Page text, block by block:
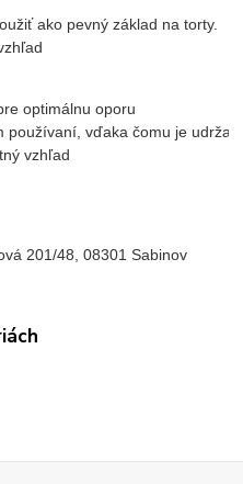
ako pevný základ na torty.
optimálnu oporu
používaní, vďaka čomu je
vzhľad
201/48, 08301 Sabinov